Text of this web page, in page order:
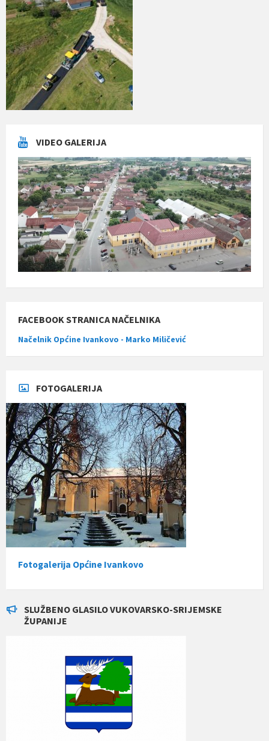
VIDEO GALERIJA
FACEBOOK STRANICA NAČELNIKA
Načelnik Općine Ivankovo - Marko Miličević
FOTOGALERIJA
Fotogalerija Općine Ivankovo
SLUŽBENO GLASILO VUKOVARSKO-SRIJEMSKE
ŽUPANIJE